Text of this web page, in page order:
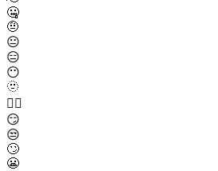
🤐
🤨
😐
😑
😶
🫥
😶‍🌫️
😏
😒
🙄
😬